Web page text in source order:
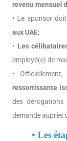
revenu mensuel
• Le sponsor
aux UAE;
• Les
employé(e) de
• Officiellement,
ressortissante
des
demande auprès
• Les